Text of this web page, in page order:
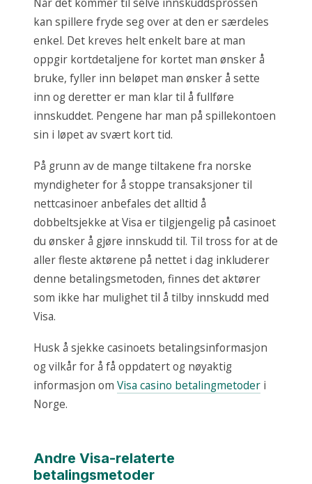
kan spillere fryde seg over at den er særdeles
enkel. Det kreves helt enkelt bare at man
oppgir kortdetaljene for kortet man ønsker å
bruke, fyller inn beløpet man ønsker å sette
inn og deretter er man klar til å fullføre
innskuddet. Pengene har man på spillekontoen
sin i løpet av svært kort tid.
På grunn av de mange tiltakene fra norske
myndigheter for å stoppe transaksjoner til
nettcasinoer anbefales det alltid å
dobbeltsjekke at Visa er tilgjengelig på casinoet
du ønsker å gjøre innskudd til. Til tross for at de
aller fleste aktørene på nettet i dag inkluderer
denne betalingsmetoden, finnes det aktører
som ikke har mulighet til å tilby innskudd med
Visa.
Husk å sjekke casinoets betalingsinformasjon
og vilkår for å få oppdatert og nøyaktig
informasjon om Visa casino betalingmetoder i
Norge.
Andre Visa-relaterte
betalingsmetoder